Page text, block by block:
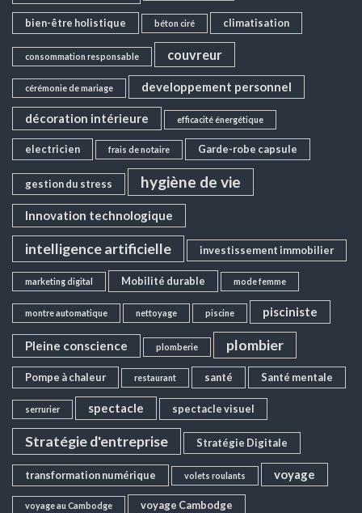
bien-être holistique béton ciré climatisation
consommation responsable couvreur
cérémonie de mariage developpement personnel
décoration intérieure efficacité énergétique
electricien frais de notaire Garde-robe capsule
gestion du stress hygiène de vie
Innovation technologique
intelligence artificielle investissement immobilier
marketing digital Mobilité durable mode femme
montre automatique nettoyage piscine pisciniste
Pleine conscience plomberie plombier
Pompe à chaleur restaurant santé Santé mentale
serrurier spectacle spectacle visuel
Stratégie d'entreprise Stratégie Digitale
transformation numérique volets roulants voyage
voyage au Cambodge voyage Cambodge